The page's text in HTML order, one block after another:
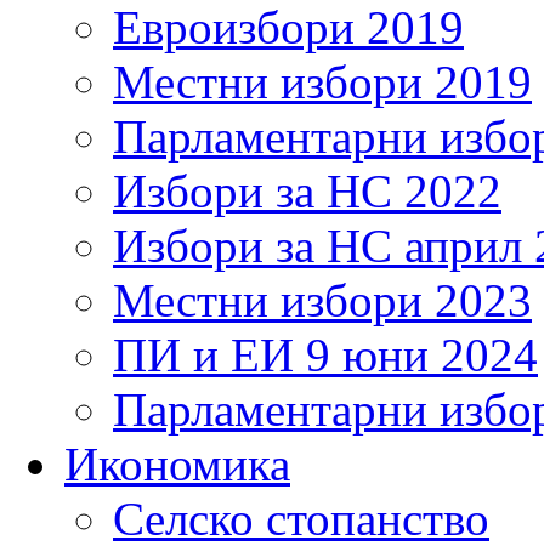
Евроизбори 2019
Местни избори 2019
Парламентарни
Избори за НС 2022
Избори за НС април
Местни избори 2023
ПИ и ЕИ 9 юни 2024
Парламентарни
Икономика
Селско стопанство